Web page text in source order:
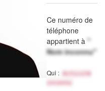
Ce numéro de
téléphone
appartient à "
Nom inconnu"
Qui :
Activité
inconnu